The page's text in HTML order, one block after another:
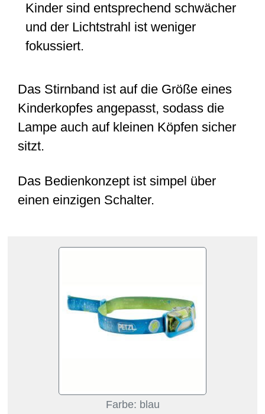
Kinder sind entsprechend schwächer
und der Lichtstrahl ist weniger
fokussiert.
Das Stirnband ist auf die Größe eines
Kinderkopfes angepasst, sodass die
Lampe auch auf kleinen Köpfen sicher
sitzt.
Das Bedienkonzept ist simpel über
einen einzigen Schalter.
Farbe: blau